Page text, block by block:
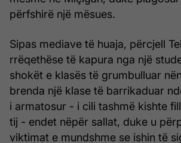
përfshirë një mësues.
Sipas mediave të huaja, përcjell
rrëqethëse të kapura nga një
shokët e klasës të grumbulluar
brenda një klase të barrikaduar
i armatosur - i cili tashmë kishte
tij - endet nëpër sallat, duke u
viktimat e mundshme se ishin të